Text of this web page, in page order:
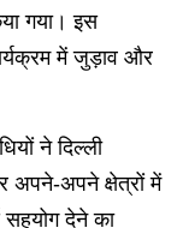
गया। इस
में जुड़ाव और
ने दिल्ली
अपने-अपने क्षेत्रों में
सहयोग देने का